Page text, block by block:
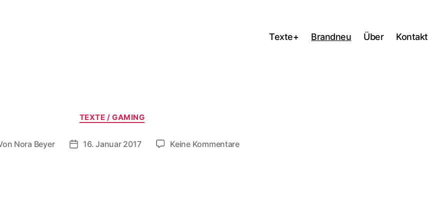
Texte+ Brandneu Über Kontakt
Kategorien
TEXTE / GAMING
Nora Beyer Beitragsdatum
16. Januar 2017 Keine Kommentarezu